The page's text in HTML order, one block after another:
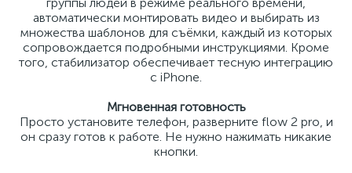
автоматически монтировать видео и выбирать из
множества шаблонов для съёмки, каждый из которых
сопровождается подробными инструкциями. Кроме
того, стабилизатор обеспечивает тесную интеграцию
с iPhone.
Мгновенная готовность
Просто установите телефон, разверните flow 2 pro, и
он сразу готов к работе. Не нужно нажимать никакие
кнопки.